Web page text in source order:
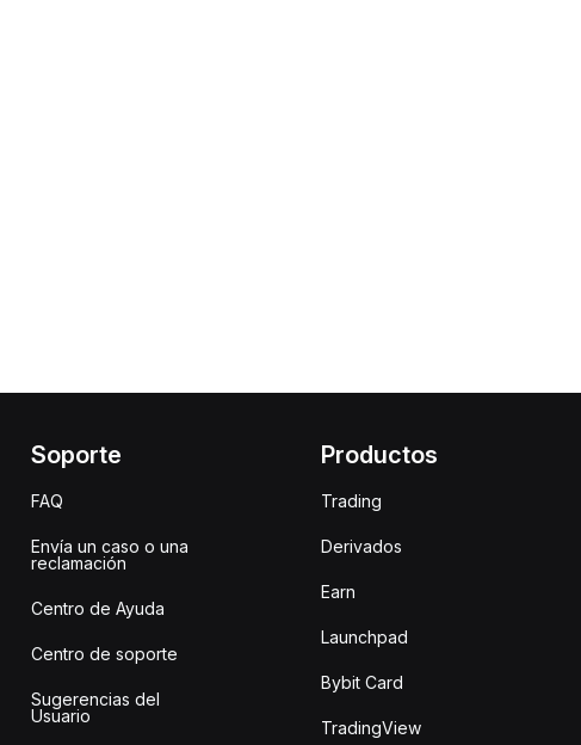
Soporte
FAQ
Envía un caso o una
reclamación
Centro de Ayuda
Centro de soporte
Sugerencias del
Usuario
Productos
Trading
Derivados
Earn
Launchpad
Bybit Card
TradingView